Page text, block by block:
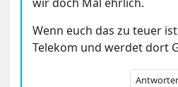
Wenn euch das zu teuer
Telekom und werdet dort